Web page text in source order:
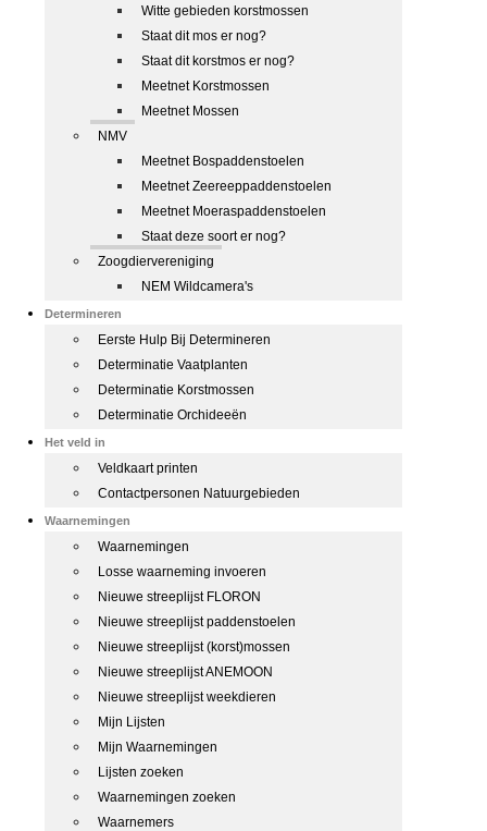
Witte gebieden korstmossen
Staat dit mos er nog?
Staat dit korstmos er nog?
Meetnet Korstmossen
Meetnet Mossen
NMV
Meetnet Bospaddenstoelen
Meetnet Zeereeppaddenstoelen
Meetnet Moeraspaddenstoelen
Staat deze soort er nog?
Zoogdiervereniging
NEM Wildcamera's
Determineren
Eerste Hulp Bij Determineren
Determinatie Vaatplanten
Determinatie Korstmossen
Determinatie Orchideeën
Het veld in
Veldkaart printen
Contactpersonen Natuurgebieden
Waarnemingen
Waarnemingen
Losse waarneming invoeren
Nieuwe streeplijst FLORON
Nieuwe streeplijst paddenstoelen
Nieuwe streeplijst (korst)mossen
Nieuwe streeplijst ANEMOON
Nieuwe streeplijst weekdieren
Mijn Lijsten
Mijn Waarnemingen
Lijsten zoeken
Waarnemingen zoeken
Waarnemers